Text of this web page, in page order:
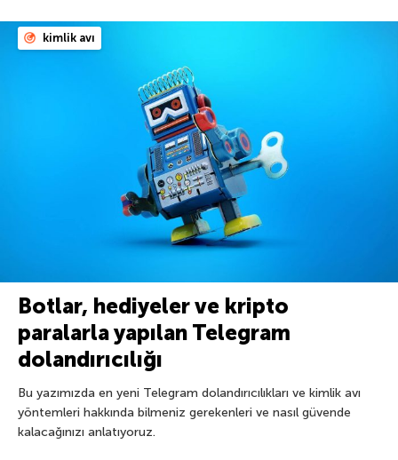
kimlik avı
Botlar, hediyeler ve kripto
paralarla yapılan Telegram
dolandırıcılığı
Bu yazımızda en yeni Telegram dolandırıcılıkları ve kimlik avı
yöntemleri hakkında bilmeniz gerekenleri ve nasıl güvende
kalacağınızı anlatıyoruz.